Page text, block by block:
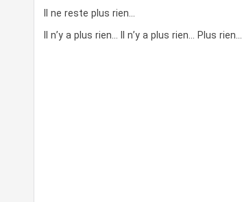
Il ne reste plus rien…
Il n’y a plus rien… Il n’y a plus rien… Plus rien…